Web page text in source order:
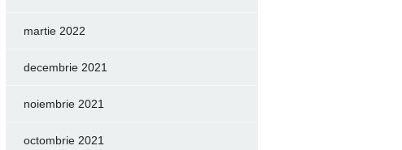
martie 2022
decembrie 2021
noiembrie 2021
octombrie 2021